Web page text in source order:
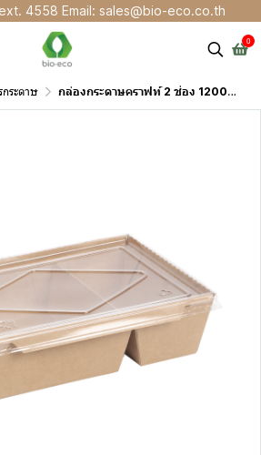
4558 Email: sales@bio-eco.co.th
0
กระดาษ กล่องกระดาษคราฟท์ 2 ช่อง 1200 มล. พร้อมฝา PET ใส